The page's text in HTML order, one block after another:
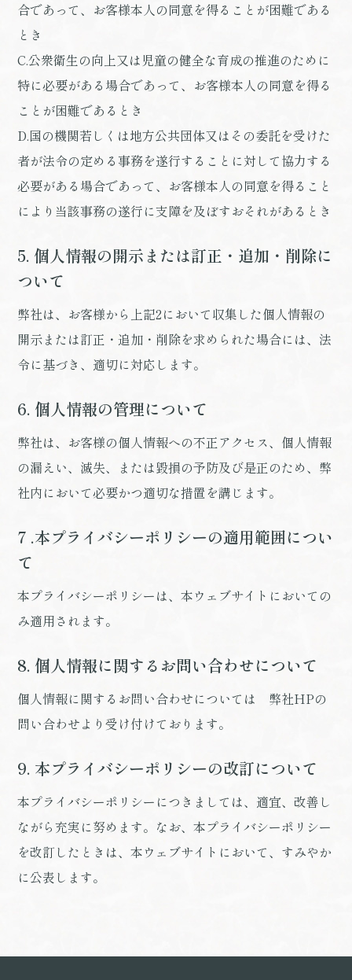
合であって、お客様本人の同意を得ることが困難である
とき
C.公衆衛生の向上又は児童の健全な育成の推進のために
特に必要がある場合であって、お客様本人の同意を得る
ことが困難であるとき
D.国の機関若しくは地方公共団体又はその委託を受けた
者が法令の定める事務を遂行することに対して協力する
必要がある場合であって、お客様本人の同意を得ること
により当該事務の遂行に支障を及ぼすおそれがあるとき
5. 個人情報の開示または訂正・追加・削除に
ついて
弊社は、お客様から上記2において収集した個人情報の
開示または訂正・追加・削除を求められた場合には、法
令に基づき、適切に対応します。
6. 個人情報の管理について
弊社は、お客様の個人情報への不正アクセス、個人情報
の漏えい、滅失、または毀損の予防及び是正のため、弊
社内において必要かつ適切な措置を講じます。
7 .本プライバシーポリシーの適用範囲につい
て
本プライバシーポリシーは、本ウェブサイトにおいての
み適用されます。
8. 個人情報に関するお問い合わせについて
個人情報に関するお問い合わせについては 弊社HPの
問い合わせより受け付けております。
9. 本プライバシーポリシーの改訂について
本プライバシーポリシーにつきましては、適宜、改善し
ながら充実に努めます。なお、本プライバシーポリシー
を改訂したときは、本ウェブサイトにおいて、すみやか
に公表します。